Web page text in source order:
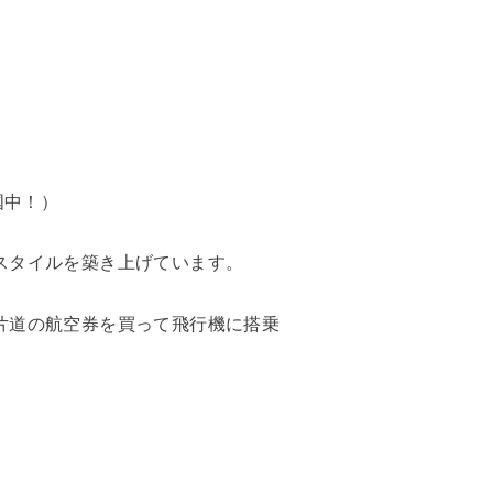
！）
イルを築き上げています。
の航空券を買って飛行機に搭乗